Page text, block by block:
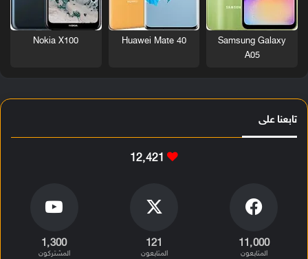
Samsung Galaxy
A05
Huawei Mate 40
Nokia X100
تابعنا على
12٬421
11٬000
المتابعون
121
المتابعون
1٬300
المشتركون